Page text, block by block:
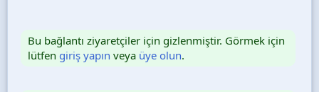
Bu bağlantı ziyaretçiler için gizlenmiştir. Görmek için
lütfen giriş yapın veya üye olun.